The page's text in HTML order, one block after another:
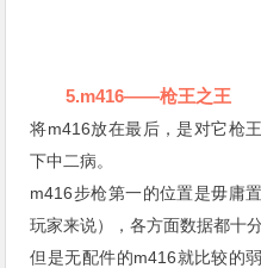
5.m416——枪王之王
将m416放在最后，是对它枪
下中二病。
m416步枪第一的位置是毋庸
玩家来说），各方面数据都十
但是无配件的m416就比较的